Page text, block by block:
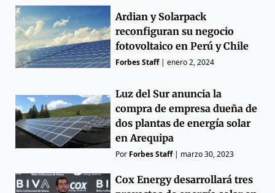
Ardian y Solarpack
reconfiguran su negocio
fotovoltaico en Perú y Chile
Forbes Staff|enero 2, 2024
Luz del Sur anuncia la
compra de empresa dueña de
dos plantas de energía solar
en Arequipa
Por Forbes Staff| marzo 30, 2023
Cox Energy desarrollará tres